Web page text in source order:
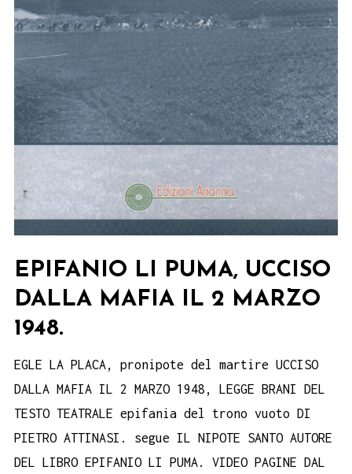
EPIFANIO LI PUMA, UCCISO
DALLA MAFIA IL 2 MARZO
1948.
EGLE LA PLACA, pronipote del martire UCCISO
DALLA MAFIA IL 2 MARZO 1948, LEGGE BRANI DEL
TESTO TEATRALE epifania del trono vuoto DI
PIETRO ATTINASI. segue IL NIPOTE SANTO AUTORE
DEL LIBRO EPIFANIO LI PUMA. VIDEO PAGINE DAL